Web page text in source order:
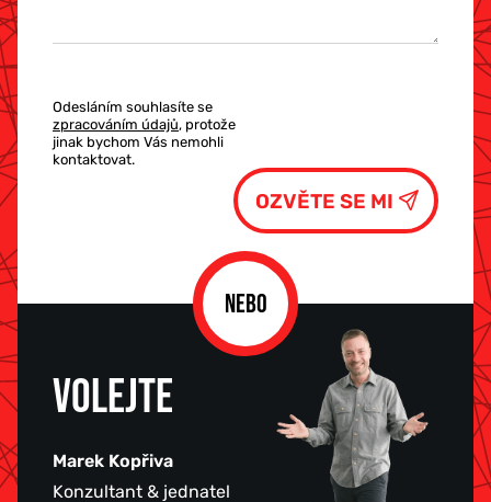
Odesláním souhlasíte se
zpracováním údajů, protože
jinak bychom Vás nemohli
kontaktovat.
NEBO
VOLEJTE
Marek Kopřiva
Konzultant & jednatel